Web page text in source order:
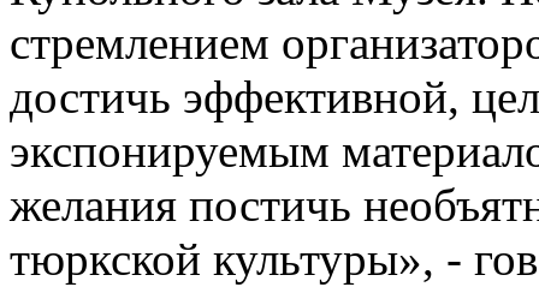
стремлением
достичь эффективной,
экспонируемым
желания постичь
тюркской культуры», -